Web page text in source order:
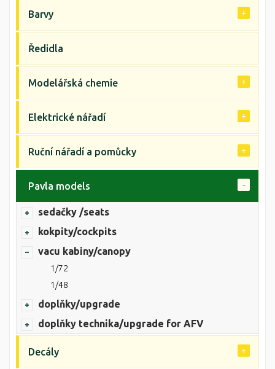
Barvy
Ředidla
Modelářská chemie
Elektrické nářadí
Ruční nářadí a pomůcky
Pavla models
sedačky /seats
kokpity/cockpits
vacu kabiny/canopy
1/72
1/48
doplňky/upgrade
doplňky technika/upgrade for AFV
Decály